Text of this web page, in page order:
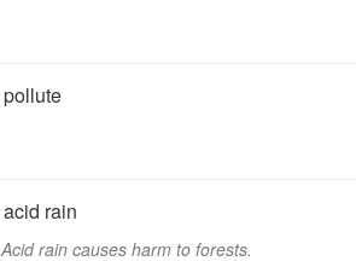
pollute
acid rain
Acid rain causes harm to forests.